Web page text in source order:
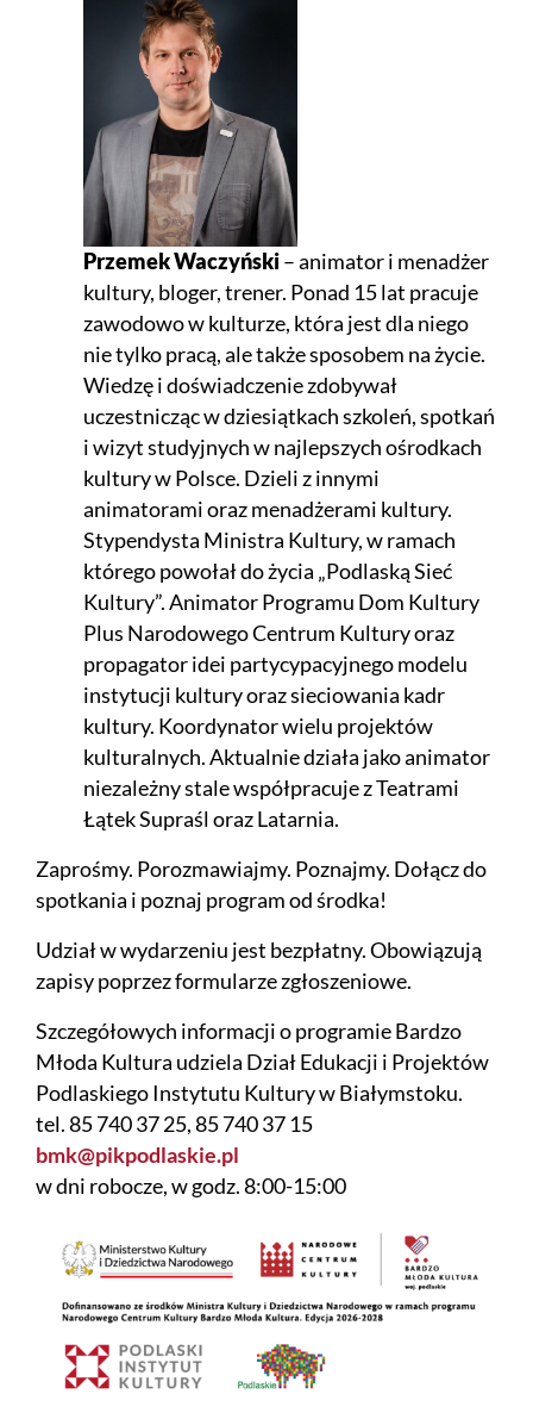
Przemek Waczyński– animator i menadżer
kultury, bloger, trener. Ponad 15 lat pracuje
zawodowo w kulturze, która jest dla niego
nie tylko pracą, ale także sposobem na życie.
Wiedzę i doświadczenie zdobywał
uczestnicząc w dziesiątkach szkoleń, spotkań
i wizyt studyjnych w najlepszych ośrodkach
kultury w Polsce. Dzieli z innymi
animatorami oraz menadżerami kultury.
Stypendysta Ministra Kultury, w ramach
którego powołał do życia „Podlaską Sieć
Kultury”. Animator Programu Dom Kultury
Plus Narodowego Centrum Kultury oraz
propagator idei partycypacyjnego modelu
instytucji kultury oraz sieciowania kadr
kultury. Koordynator wielu projektów
kulturalnych. Aktualnie działa jako animator
niezależny stale współpracuje z Teatrami
Łątek Supraśl oraz Latarnia.
Zaprośmy. Porozmawiajmy. Poznajmy. Dołącz do
spotkania i poznaj program od środka!
Udział w wydarzeniu jest bezpłatny. Obowiązują
zapisy poprzez formularze zgłoszeniowe.
Szczegółowych informacji o programie Bardzo
Młoda Kultura udziela Dział Edukacji i Projektów
Podlaskiego Instytutu Kultury w Białymstoku.
tel. 85 740 37 25, 85 740 37 15
bmk@pikpodlaskie.pl
w dni robocze, w godz. 8:00-15:00